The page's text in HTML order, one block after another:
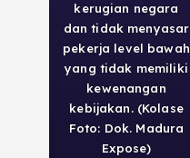
kerugian negara
dan tidak menyasar
pekerja level bawah
yang tidak memiliki
kewenangan
kebijakan. (Kolase
Foto: Dok. Madura
Expose)